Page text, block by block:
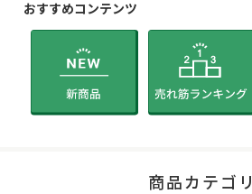
おすすめコンテンツ
商品カテゴリ